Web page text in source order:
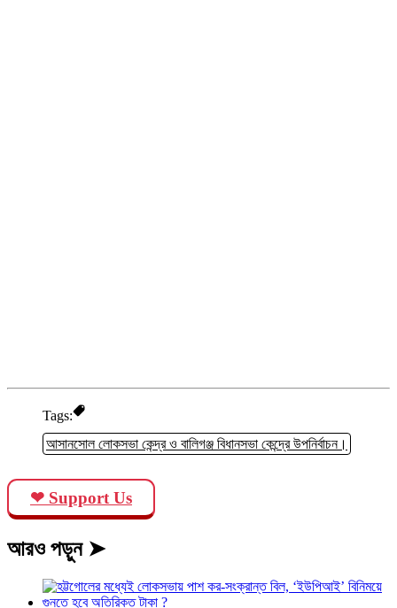
Tags:
আসানসোল লোকসভা কেন্দ্র ও বালিগঞ্জ বিধানসভা কেন্দ্রে উপনির্বাচন।
❤ Support Us
আরও পড়ুন ➤